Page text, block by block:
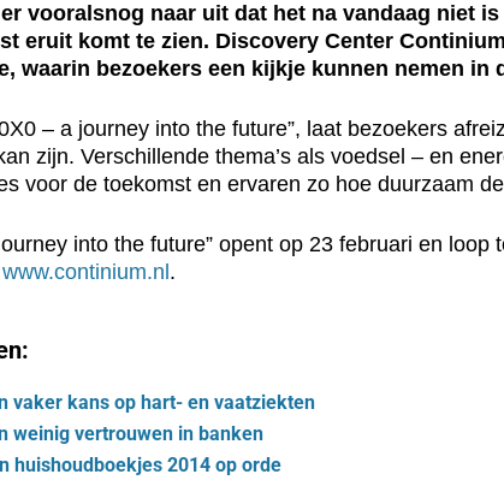
vooralsnog naar uit dat het na vandaag niet
eruit komt te zien. Discovery Center
waarin bezoekers een kijkje kunnen nemen in
– a journey into the future”, laat bezoekers
zijn. Verschillende thema’s als voedsel – en
voor de toekomst en ervaren zo hoe duurzaam
into the future” opent op 23 februari en
www.continium.nl .
vaker kans op hart- en vaatziekten
weinig vertrouwen in banken
huishoudboekjes 2014 op orde